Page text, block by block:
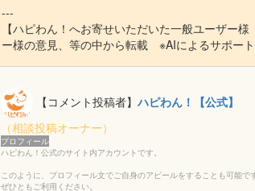
---
【ハピわん！へお寄せいただいた一般ユーザー
ー様の意見、等の中から転載 ※AIによるサポート
【コメント投稿者】ハピわん！【公式】
（相談投稿オーナー）
プロフィール
ハピわん！公式のサイト内アカウントです。
このように、プロフィール文でご自身のアピールをすることも可能です
ぜひともご利用ください。